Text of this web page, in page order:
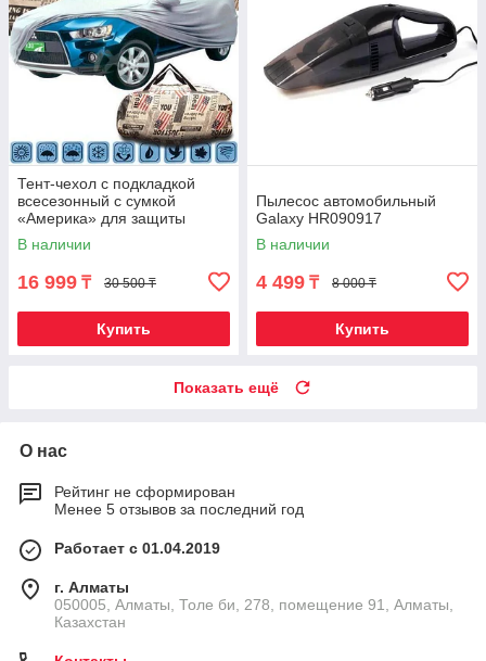
Тент-чехол с подкладкой
всесезонный с сумкой
«Америка» для защиты
автомобиля (Кроссовер)
В наличии
16 999 ₸ 30 500 ₸
Купить
Пылесос автомобильный
Galaxy HR090917
В наличии
4 499 ₸ 8 000 ₸
Купить
Показать ещё
О нас
Рейтинг не сформирован
Менее 5 отзывов за последний год
Работает с 01.04.2019
г. Алматы
050005, Алматы, Толе би, 278, помещение 91, Алматы,
Казахстан